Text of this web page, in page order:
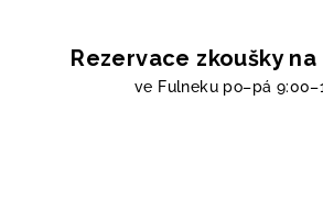
Rezervace zkoušky
ve Fulneku po–pá